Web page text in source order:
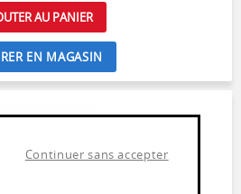
AU PANIER
EN MAGASIN
Continuer sans accepter